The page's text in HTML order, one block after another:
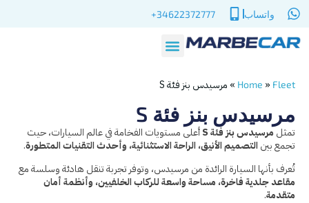
واتساب 34622372777+
Home » Fleet
» مرسيدس بنز فئة S
مرسيدس بنز فئة S
تمثل مرسيدس بنز فئة S
أعلى مستويات الفخامة في عالم السيارات، حيث
تجمع بين التصميم الأنيق، الراحة الاستثنائية، وأحدث التقنيات المتطورة.
تُعرف بأنها السيارة الرائدة من مرسيدس، وتوفر تجربة تنقل هادئة وسلسة مع
مقاعد جلدية فاخرة، مساحة واسعة للركاب الخلفيين، وأنظمة أمان
متقدمة.